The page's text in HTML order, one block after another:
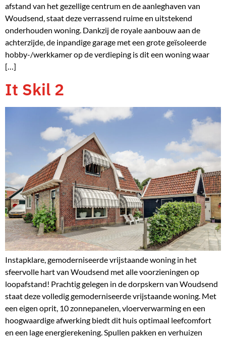
afstand van het gezellige centrum en de aanleghaven van
Woudsend, staat deze verrassend ruime en uitstekend
onderhouden woning. Dankzij de royale aanbouw aan de
achterzijde, de inpandige garage met een grote geïsoleerde
hobby-/werkkamer op de verdieping is dit een woning waar
[…]
It Skil 2
Instapklare, gemoderniseerde vrijstaande woning in het
sfeervolle hart van Woudsend met alle voorzieningen op
loopafstand! Prachtig gelegen in de dorpskern van Woudsend
staat deze volledig gemoderniseerde vrijstaande woning. Met
een eigen oprit, 10 zonnepanelen, vloerverwarming en een
hoogwaardige afwerking biedt dit huis optimaal leefcomfort
en een lage energierekening. Spullen pakken en verhuizen